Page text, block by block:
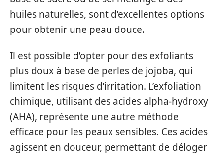
huiles naturelles, sont d’excellentes options
pour obtenir une peau douce.
Il est possible d’opter pour des exfoliants
plus doux à base de perles de jojoba, qui
limitent les risques d’irritation. L’exfoliation
chimique, utilisant des acides alpha-hydroxy
(AHA), représente une autre méthode
efficace pour les peaux sensibles. Ces acides
agissent en douceur, permettant de déloger